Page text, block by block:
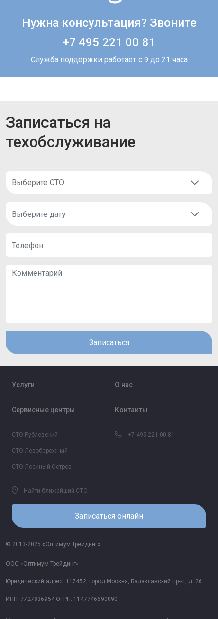
Нужна консультация? Звоните
+7 495 221 00 81
Служба поддержки работает с 9 до 21 часа
Записаться на
техобслуживание
Записаться
Услуги О нас
Сервисные центры
СТО Рублевский
СТО Левобережный
СТО Лосиный Остров
Найти ближайший СТО
Контакты
+7 495 221 00 81
Записаться онлайн
© 2013-2025 «Оптимум Трейдинг»
ООО «Оптимум Трейдинг»
Юридический адрес: 117452, город Москва, Балаклавский пр-кт, д. 26
ИНН: 7727836954 ОГРН: 1147746690090